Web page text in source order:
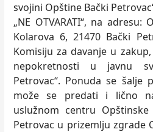
svojini Opštine Bački
„NE OTVARATI“, na adresu:
Kolarova 6, 21470 Bački
Komisiju za davanje u
nepokretnosti u javnu
Petrovac“. Ponuda se
može se predati i lično
uslužnom centru
Petrovac u prizemlјu zgrade